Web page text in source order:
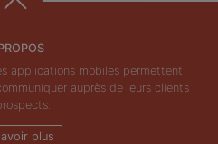
applications mobiles permettent
auprès de leurs clients
plus